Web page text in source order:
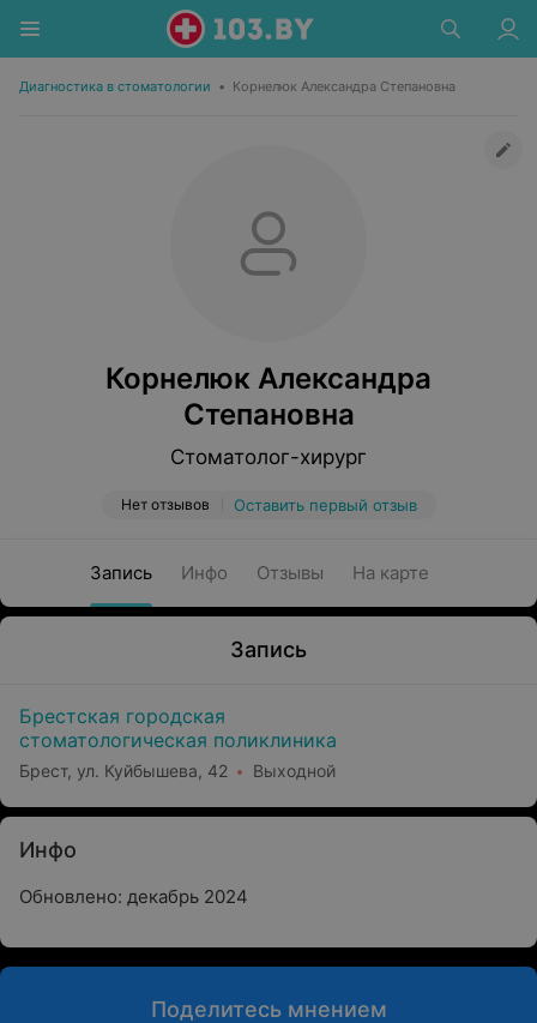
Диагностика в стоматологии • Корнелюк Александра Степановна
Корнелюк Александра
Степановна
Стоматолог-хирург
Нет отзывов Оставить первый отзыв
Запись Инфо Отзывы На карте
Запись
Брестская городская
стоматологическая поликлиника
Брест, ул. Куйбышева, 42 Выходной
Инфо
Обновлено: декабрь 2024
Поделитесь мнением